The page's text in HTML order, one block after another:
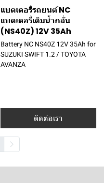
แบตเตอรี่รถยนต์ NC
แบตเตอรี่เติมน้ำกลั่น
(NS40Z) 12V 35Ah
Battery NC NS40Z 12V 35Ah for
SUZUKI SWIFT 1.2 / TOYOTA
AVANZA
ติดต่อเรา